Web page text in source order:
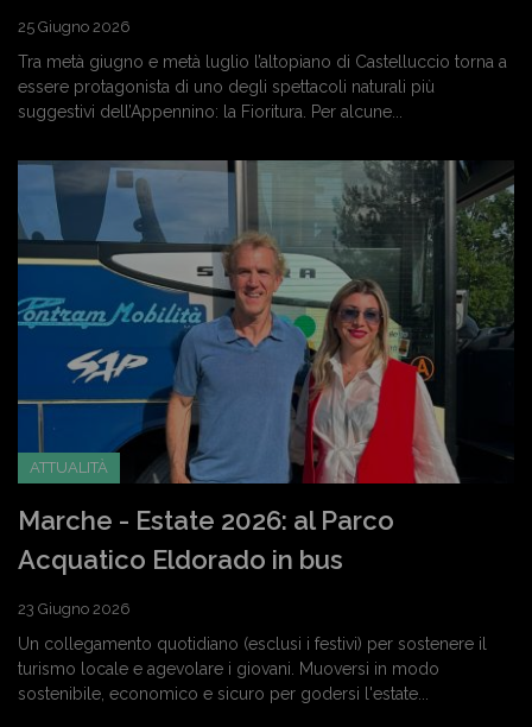
25 Giugno 2026
Tra metà giugno e metà luglio l’altopiano di Castelluccio torna a
essere protagonista di uno degli spettacoli naturali più
suggestivi dell’Appennino: la Fioritura. Per alcune...
ATTUALITÀ
Marche - Estate 2026: al Parco
Acquatico Eldorado in bus
23 Giugno 2026
Un collegamento quotidiano (esclusi i festivi) per sostenere il
turismo locale e agevolare i giovani. Muoversi in modo
sostenibile, economico e sicuro per godersi l'estate...